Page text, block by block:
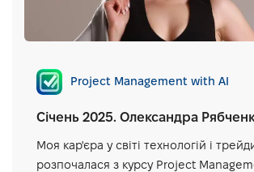
Project Management with AI
Січень 2025. Олександра
Моя кар'єра у світі технологій і
розпочалася з курсу Project